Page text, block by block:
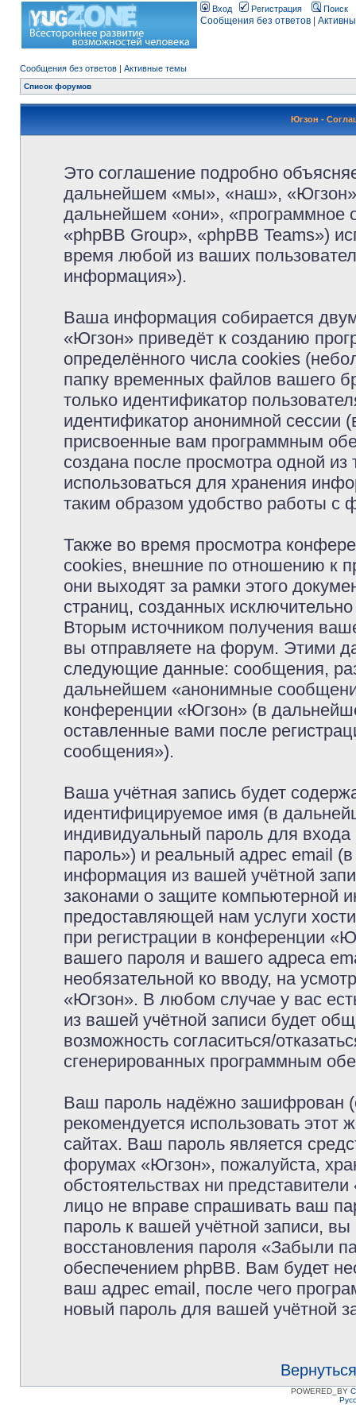
Вход Регистрация Поиск
Сообщения без ответов
Сообщения без ответов | Активные темы
Список форумов
Югзон -
Это соглашение подробно
дальнейшем «мы», «наш»,
дальнейшем «они», «программное
«phpBB Group», «phpBB Teams»)
время любой из ваших
информация»).
Ваша информация собирается
«Югзон» приведёт к созданию
определённого числа cookies
папку временных файлов вашего
только идентификатор
идентификатор анонимной сессии
присвоенные вам программным
создана после просмотра одной
использоваться для хранения
таким образом удобство работы с
Также во время просмотра
cookies, внешние по отношению к
они выходят за рамки этого
страниц, созданных
Вторым источником получения
вы отправляете на форум. Этими
следующие данные: сообщения,
дальнейшем «анонимные
конференции «Югзон» (в
оставленные вами после
сообщения»).
Ваша учётная запись будет
идентифицируемое имя (в
индивидуальный пароль для
пароль») и реальный адрес email
информация из вашей учётной
законами о защите компьютерной
предоставляющей нам услуги
при регистрации в конференции
вашего пароля и вашего адреса
необязательной ко вводу, на
«Югзон». В любом случае у вас
из вашей учётной записи будет
возможность согласиться/
сгенерированных программным
Ваш пароль надёжно зашифрован
рекомендуется использовать этот
сайтах. Ваш пароль является
форумах «Югзон», пожалуйста,
обстоятельствах ни
лицо не вправе спрашивать ваш
пароль к вашей учётной записи,
восстановления пароля «Забыли
обеспечением phpBB. Вам будет
ваш адрес email, после чего
новый пароль для вашей учётной
POWERED_BY